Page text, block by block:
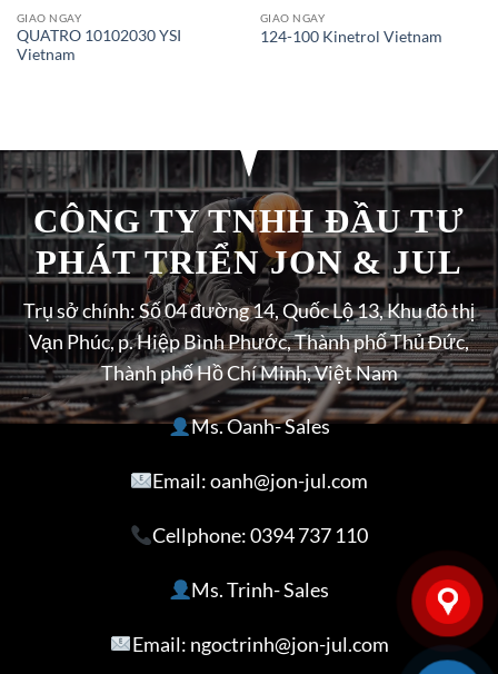
GIAO NGAY
QUATRO 10102030 YSI
Vietnam
GIAO NGAY
124-100 Kinetrol Vietnam
CÔNG TY TNHH ĐẦU TƯ
PHÁT TRIỂN JON & JUL
Trụ sở chính: Số 04 đường 14, Quốc Lộ 13, Khu đô thị
Vạn Phúc, p. Hiệp Bình Phước, Thành phố Thủ Đức,
Thành phố Hồ Chí Minh, Việt Nam
Ms. Oanh- Sales
Email: oanh@jon-jul.com
Cellphone:0394 737 110
Ms. Trinh- Sales
Email: ngoctrinh@jon-jul.com